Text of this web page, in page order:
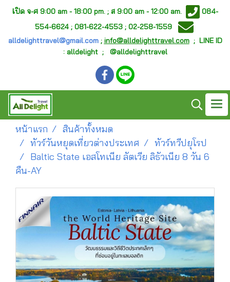
เปิด จ-ศ 9:00 am - 18:00 pm. ; ส 9:00 am - 12:00 am.
084-
554-6624 ; 081-622-4553 ; 02-258-1559
alldelighttravel@gmail.com; info@alldelighttravel.com; LINE ID
: alldelight ; @alldelighttravel
หน้าแรก
สินค้าทั้งหมด
ทัวร์วันหยุดเที่ยวต่างประเทศ
ทัวร์ทวีปยุโรป
Baltic State เอสโทเนีย ลัตเวีย ลิธัวเนีย 8 วัน 6
คืน-AY